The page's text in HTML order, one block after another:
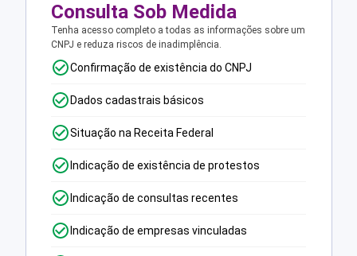
Consulta Sob Medida
Tenha acesso completo a todas as informações sobre um
CNPJ e reduza riscos de inadimplência.
Confirmação de existência do CNPJ
Dados cadastrais básicos
Situação na Receita Federal
Indicação de existência de protestos
Indicação de consultas recentes
Indicação de empresas vinculadas